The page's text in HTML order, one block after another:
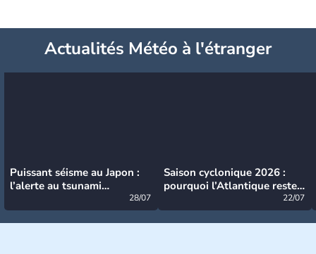
Actualités Météo à l'étranger
Puissant séisme au Japon :
l’alerte au tsunami
28/07
Saison cyclonique 2026 :
pourquoi l’Atlantique reste
22/07